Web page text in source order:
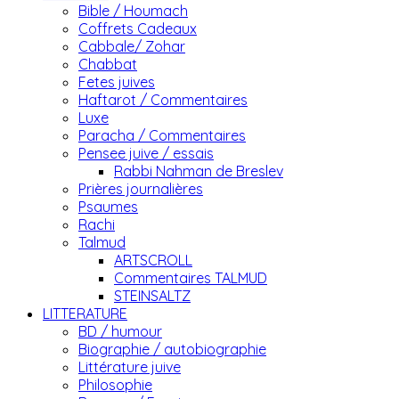
Bible / Houmach
Coffrets Cadeaux
Cabbale/ Zohar
Chabbat
Fetes juives
Haftarot / Commentaires
Luxe
Paracha / Commentaires
Pensee juive / essais
Rabbi Nahman de Breslev
Prières journalières
Psaumes
Rachi
Talmud
ARTSCROLL
Commentaires TALMUD
STEINSALTZ
LITTERATURE
BD / humour
Biographie / autobiographie
Littérature juive
Philosophie